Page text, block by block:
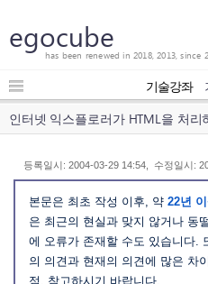
egocube
has been renewed in 2018, 2013, since
기술강좌
인터넷 익스플로러가 HTML을 처
등록일시: 2004-03-29 14:54, 수정일시:
본문은 최초 작성 이후, 약 22년
은 최근의 현실과 맞지 않거나 동
에 오류가 존재할 수도 있습니다.
의 의견과 현재의 의견에 많은 차
점, 참고하시기 바랍니다.